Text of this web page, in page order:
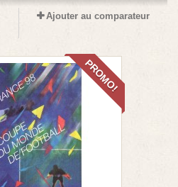
Ajouter au comparateur
PROMO!